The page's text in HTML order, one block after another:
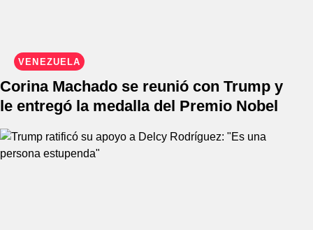
VENEZUELA
Corina Machado se reunió con Trump y
le entregó la medalla del Premio Nobel